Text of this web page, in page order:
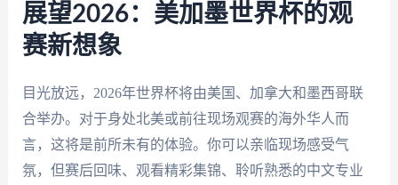
展望2026：美加墨世界杯的观
赛新想象
目光放远，2026年世界杯将由美国、加拿大和墨西哥联
合举办。对于身处北美或前往现场观赛的海外华人而
言，这将是前所未有的体验。你可以亲临现场感受气
氛，但赛后回味、观看精彩集锦、聆听熟悉的中文专业